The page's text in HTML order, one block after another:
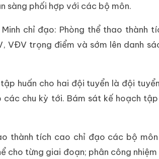
sàng phối hợp với các bộ môn.
chỉ đạo: Phòng thể thao thành
VĐV trọng điểm và sớm lên danh
huấn cho hai đội tuyển là đội
chu kỳ tới. Bám sát kế hoạch
thành tích cao chỉ đạo các bộ
cho từng giai đoạn; phân công